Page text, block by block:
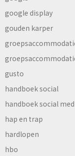
google display
gouden karper
gusto
handboek social
handboek social
hap en trap
hardlopen
hbo